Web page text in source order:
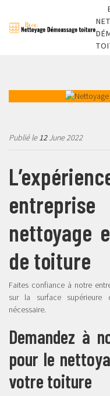
Publié le12June 2022
nettoyage
de toiture
Faites confiance à notre
sur la surface supérieure
nécessaire.
Demandez à
pour le
votre toiture